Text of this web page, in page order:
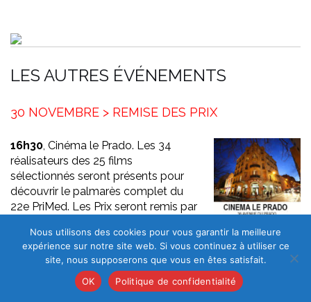
LES AUTRES ÉVÉNEMENTS
30 NOVEMBRE > REMISE DES PRIX
16h30 , Cinéma le Prado. Les 34
réalisateurs des 25 films
sélectionnés seront présents pour
découvrir le palmarès complet du
22e PriMed. Les Prix seront remis par
représentants des collectivités, et les partenaires du
festival. La cérémonie sera présentée par Priscilla REIG.
L’animation musicale sera assurée par Radio Babel
ENTRÉE LIBRE DANS LA LIMITE DES PLACES
Nous utilisons des cookies pour vous garantir la meilleure
expérience sur notre site web. Si vous continuez à utiliser ce
site, nous supposerons que vous en êtes satisfait.
OK
Politique de confidentialité